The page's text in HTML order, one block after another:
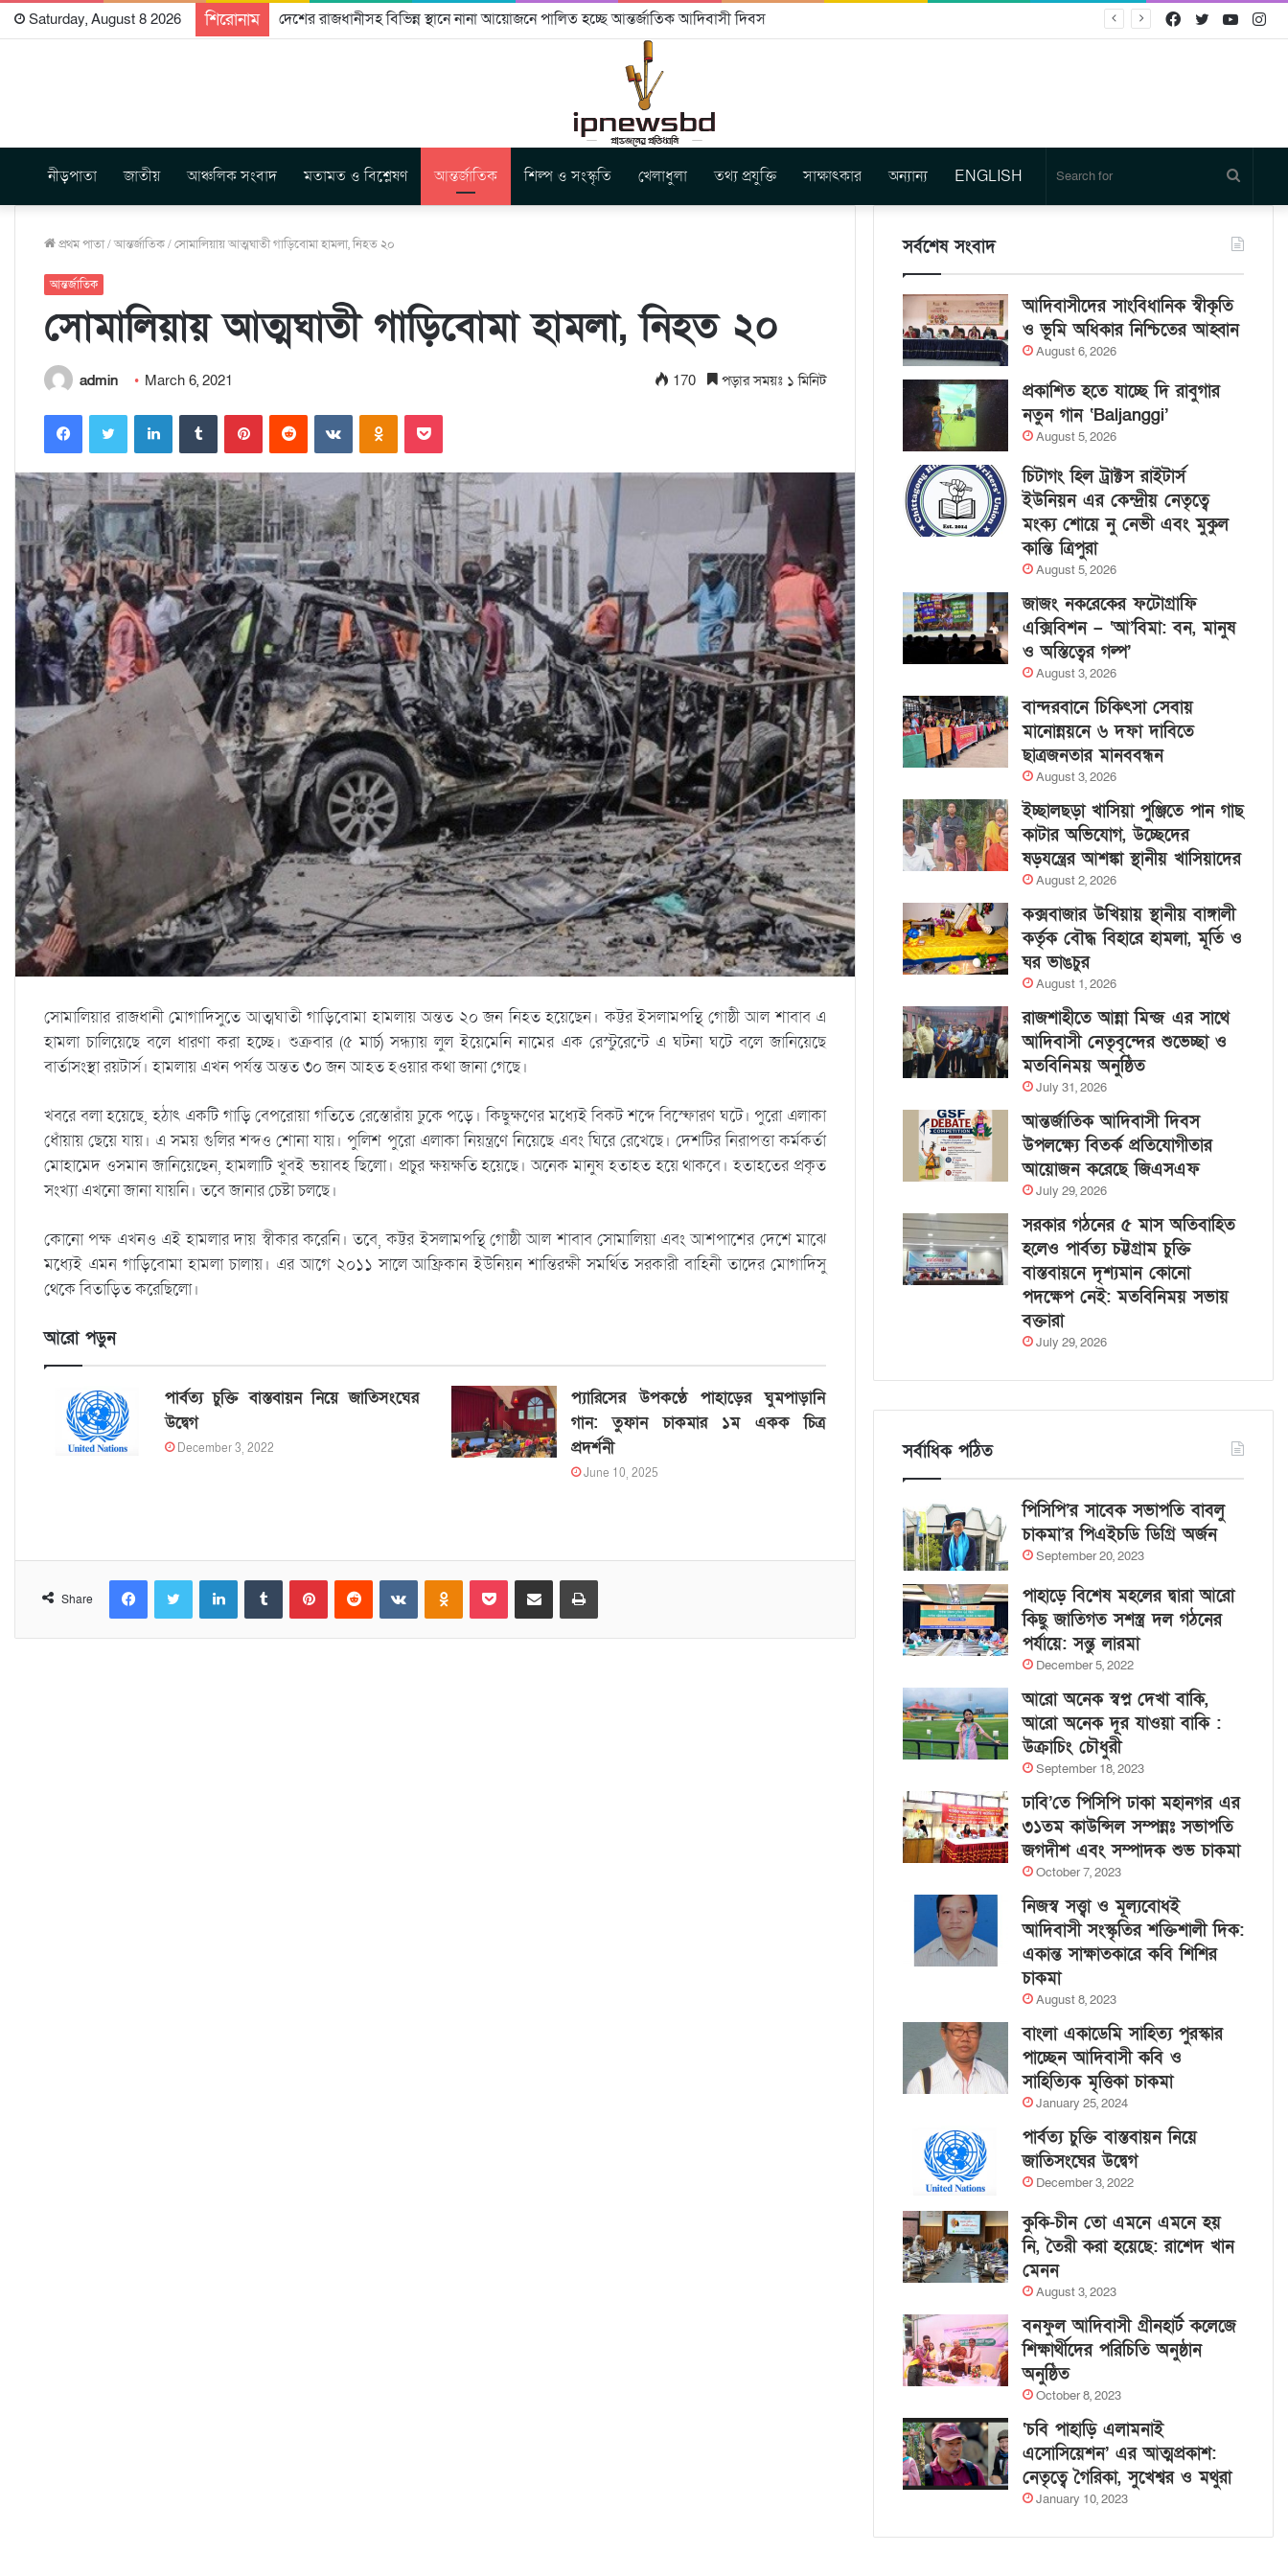
Saturday, August 8 2026 শিরোনাম আদিবাসীদের সাংবিধানিক স্বীকৃতি ও ভূমি অধিকার নিশ্চিতের আহ্বান Twitter
Facebook
নীড়পাতা জাতীয় আঞ্চলিক সংবাদ মতামত ও বিশ্লেষণ আন্তর্জাতিক শিল্প ও সংস্কৃতি খেলাধুলা তথ্য প্রযুক্তি সাক্ষাৎকার অন্যান্য ENGLISH
for
প্রথম পাতা/আন্তর্জাতিক/সোমালিয়ায় আত্মঘাতী গাড়িবোমা হামলা, নিহত ২০
আন্তর্জাতিক
সোমালিয়ায় আত্মঘাতী গাড়িবোমা হামলা, নিহত ২০
admin March 6, 2021 170 পড়ার সময়ঃ ১ মিনিট
সোমালিয়ার রাজধানী মোগাদিসুতে আত্মঘাতী গাড়িবোমা হামলায় অন্তত ২০ জন নিহত হয়েছেন। কট্টর ইসলামপন্থি গোষ্ঠী আল শাবাব এ
হামলা চালিয়েছে বলে ধারণা করা হচ্ছে। শুক্রবার (৫ মার্চ) সন্ধ্যায় লুল ইয়েমেনি নামের এক রেস্টুরেন্টে এ ঘটনা ঘটে বলে জানিয়েছে
বার্তাসংস্থা রয়টার্স। হামলায় এখন পর্যন্ত অন্তত ৩০ জন আহত হওয়ার কথা জানা গেছে।
খবরে বলা হয়েছে, হঠাৎ একটি গাড়ি বেপরোয়া গতিতে রেস্তোরাঁয় ঢুকে পড়ে। কিছুক্ষণের মধ্যেই বিকট শব্দে বিস্ফোরণ ঘটে। পুরো এলাকা
ধোঁয়ায় ছেয়ে যায়। এ সময় গুলির শব্দও শোনা যায়। পুলিশ পুরো এলাকা নিয়ন্ত্রণে নিয়েছে এবং ঘিরে রেখেছে। দেশটির নিরাপত্তা কর্মকর্তা
মোহামেদ ওসমান জানিয়েছেন, হামলাটি খুবই ভয়াবহ ছিলো। প্রচুর ক্ষয়ক্ষতি হয়েছে। অনেক মানুষ হতাহত হয়ে থাকবে। হতাহতের প্রকৃত
সংখ্যা এখনো জানা যায়নি। তবে জানার চেষ্টা চলছে।
কোনো পক্ষ এখনও এই হামলার দায় স্বীকার করেনি। তবে, কট্টর ইসলামপন্থি গোষ্ঠী আল শাবাব সোমালিয়া এবং আশপাশের দেশে মাঝে
মধ্যেই এমন গাড়িবোমা হামলা চালায়। এর আগে ২০১১ সালে আফ্রিকান ইউনিয়ন শান্তিরক্ষী সমর্থিত সরকারী বাহিনী তাদের মোগাদিসু
থেকে বিতাড়িত করেছিলো।
আরো পড়ুন
পার্বত্য চুক্তি বাস্তবায়ন নিয়ে জাতিসংঘের
উদ্বেগ
December 3, 2022
প্যারিসের উপকণ্ঠে পাহাড়ের ঘুমপাড়ানি
গান: তুফান চাকমার ১ম একক চিত্র
প্রদর্শনী
June 10, 2025
Share
সর্বশেষ সংবাদ
আদিবাসীদের সাংবিধানিক স্বীকৃতি
ও ভূমি অধিকার নিশ্চিতের আহ্বান
August 6, 2026
প্রকাশিত হতে যাচ্ছে দি রাবুগার
নতুন গান ‘Baljanggi’
August 5, 2026
চিটাগং হিল ট্রাক্টস রাইটার্স
ইউনিয়ন এর কেন্দ্রীয় নেতৃত্বে
মংক্য শোয়ে নু নেভী এবং মুকুল
কান্তি ত্রিপুরা
August 5, 2026
জাজং নকরেকের ফটোগ্রাফি
এক্সিবিশন – ‘আ’বিমা: বন, মানুষ
ও অস্তিত্বের গল্প’
August 3, 2026
বান্দরবানে চিকিৎসা সেবায়
মানোন্নয়নে ৬ দফা দাবিতে
ছাত্রজনতার মানববন্ধন
August 3, 2026
ইচ্ছালছড়া খাসিয়া পুঞ্জিতে পান গাছ
কাটার অভিযোগ, উচ্ছেদের
ষড়যন্ত্রের আশঙ্কা স্থানীয় খাসিয়াদের
August 2, 2026
কক্সবাজার উখিয়ায় স্থানীয় বাঙ্গালী
কর্তৃক বৌদ্ধ বিহারে হামলা, মূর্তি ও
ঘর ভাঙচুর
August 1, 2026
রাজশাহীতে আন্না মিন্জ এর সাথে
আদিবাসী নেতৃবৃন্দের শুভেচ্ছা ও
মতবিনিময় অনুষ্ঠিত
July 31, 2026
আন্তর্জাতিক আদিবাসী দিবস
উপলক্ষ্যে বিতর্ক প্রতিযোগীতার
আয়োজন করেছে জিএসএফ
July 29, 2026
সরকার গঠনের ৫ মাস অতিবাহিত
হলেও পার্বত্য চট্টগ্রাম চুক্তি
বাস্তবায়নে দৃশ্যমান কোনো
পদক্ষেপ নেই: মতবিনিময় সভায়
বক্তারা
July 29, 2026
সর্বাধিক পঠিত
পিসিপি’র সাবেক সভাপতি বাবলু
চাকমা’র পিএইচডি ডিগ্রি অর্জন
September 20, 2023
পাহাড়ে বিশেষ মহলের দ্বারা আরো
কিছু জাতিগত সশস্ত্র দল গঠনের
পর্যায়ে: সন্তু লারমা
December 5, 2022
আরো অনেক স্বপ্ন দেখা বাকি,
আরো অনেক দূর যাওয়া বাকি :
উক্রাচিং চৌধুরী
September 18, 2023
ঢাবি’তে পিসিপি ঢাকা মহানগর এর
৩১তম কাউন্সিল সম্পন্নঃ সভাপতি
জগদীশ এবং সম্পাদক শুভ চাকমা
October 7, 2023
নিজস্ব সত্ত্বা ও মূল্যবোধই
আদিবাসী সংস্কৃতির শক্তিশালী দিক:
একান্ত সাক্ষাতকারে কবি শিশির
চাকমা
August 8, 2023
বাংলা একাডেমি সাহিত্য পুরস্কার
পাচ্ছেন আদিবাসী কবি ও
সাহিত্যিক মৃত্তিকা চাকমা
January 25, 2024
পার্বত্য চুক্তি বাস্তবায়ন নিয়ে
জাতিসংঘের উদ্বেগ
December 3, 2022
কুকি-চীন তো এমনে এমনে হয়
নি, তৈরী করা হয়েছে: রাশেদ খান
মেনন
August 3, 2023
বনফুল আদিবাসী গ্রীনহার্ট কলেজে
শিক্ষার্থীদের পরিচিতি অনুষ্ঠান
অনুষ্ঠিত
October 8, 2023
‘চবি পাহাড়ি এলামনাই
এসোসিয়েশন’ এর আত্মপ্রকাশ:
নেতৃত্বে গৈরিকা, সুখেশ্বর ও মথুরা
January 10, 2023